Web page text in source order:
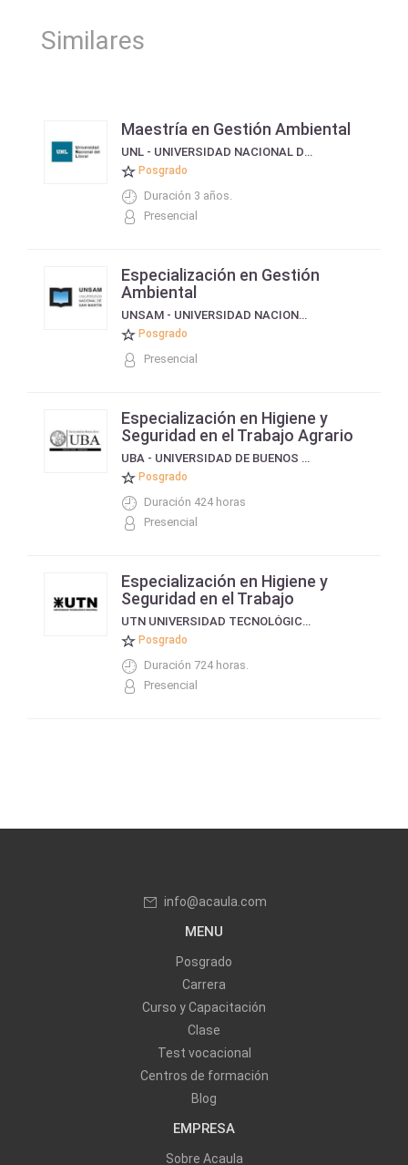
Similares
Maestría en Gestión Ambiental
UNL - UNIVERSIDAD NACIONAL DEL LITORAL
Posgrado
Duración 3 años.
Presencial
Especialización en Gestión
Ambiental
UNSAM - UNIVERSIDAD NACIONAL DE SAN MARTÍN
Posgrado
Presencial
Especialización en Higiene y
Seguridad en el Trabajo Agrario
UBA - UNIVERSIDAD DE BUENOS AIRES
Posgrado
Duración 424 horas
Presencial
Especialización en Higiene y
Seguridad en el Trabajo
UTN UNIVERSIDAD TECNOLÓGICA NACIONAL
Posgrado
Duración 724 horas.
Presencial
info@acaula.com
MENU
Posgrado
Carrera
Curso y Capacitación
Clase
Test vocacional
Centros de formación
Blog
EMPRESA
Sobre Acaula